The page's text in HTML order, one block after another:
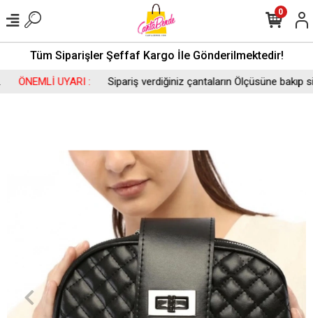
Tüm Siparişler Şeffaf Kargo İle Gönderilmektedir!
ÖNEMLİ UYARI : Sipariş verdiğiniz çantaların Ölçüsüne bakıp
0